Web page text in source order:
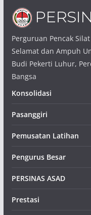
Perguruan Pencak
Selamat dan Ampuh
Budi Pekerti Luhur,
Bangsa
Konsolidasi
Pasanggiri
Pemusatan Latihan
Pengurus Besar
PERSINAS ASAD
Prestasi